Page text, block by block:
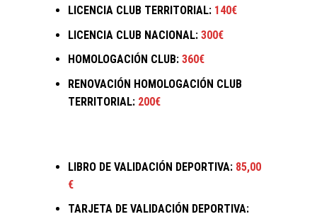
LICENCIA CLUB TERRITORIAL: 140€
LICENCIA CLUB NACIONAL: 300€
HOMOLOGACIÓN CLUB: 360€
RENOVACIÓN HOMOLOGACIÓN CLUB
TERRITORIAL: 200€
LIBRO DE VALIDACIÓN DEPORTIVA: 85,00
€
TARJETA DE VALIDACIÓN DEPORTIVA: